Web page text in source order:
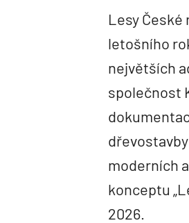
Lesy České
letošního
největších
společnost
moderních
konceptu
2026.